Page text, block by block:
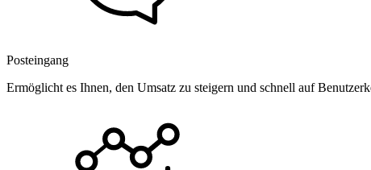
Posteingang
Ermöglicht es Ihnen, den Umsatz zu steigern und schnell auf